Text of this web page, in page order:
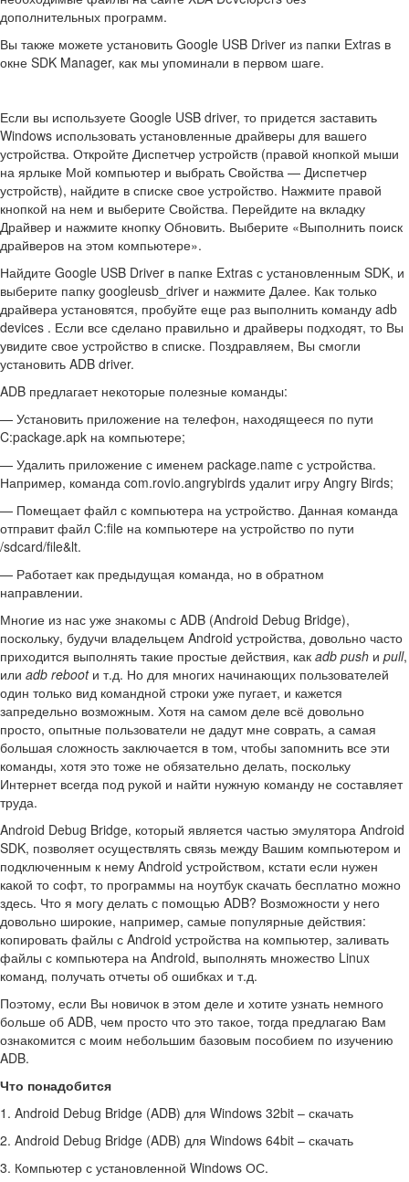
дополнительных программ.
Вы также можете установить Google USB Driver из папки Extras в
окне SDK Manager, как мы упоминали в первом шаге.
Если вы используете Google USB driver, то придется заставить
Windows использовать установленные драйверы для вашего
устройства. Откройте Диспетчер устройств (правой кнопкой мыши
на ярлыке Мой компьютер и выбрать Свойства — Диспетчер
устройств), найдите в списке свое устройство. Нажмите правой
кнопкой на нем и выберите Свойства. Перейдите на вкладку
Драйвер и нажмите кнопку Обновить. Выберите «Выполнить поиск
драйверов на этом компьютере».
Найдите Google USB Driver в папке Extras с установленным SDK, и
выберите папку googleusb_driver и нажмите Далее. Как только
драйвера установятся, пробуйте еще раз выполнить команду adb
devices . Если все сделано правильно и драйверы подходят, то Вы
увидите свое устройство в списке. Поздравляем, Вы смогли
установить ADB driver.
ADB предлагает некоторые полезные команды:
— Установить приложение на телефон, находящееся по пути
C:package.apk на компьютере;
— Удалить приложение с именем package.name с устройства.
Например, команда com.rovio.angrybirds удалит игру Angry Birds;
— Помещает файл с компьютера на устройство. Данная команда
отправит файл C:file на компьютере на устройство по пути
/sdcard/file&lt.
— Работает как предыдущая команда, но в обратном
направлении.
Многие из нас уже знакомы с ADB (Android Debug Bridge),
поскольку, будучи владельцем Android устройства, довольно часто
приходится выполнять такие простые действия, как adb push и pull,
или adb rebootи т.д. Но для многих начинающих пользователей
один только вид командной строки уже пугает, и кажется
запредельно возможным. Хотя на самом деле всё довольно
просто, опытные пользователи не дадут мне соврать, а самая
большая сложность заключается в том, чтобы запомнить все эти
команды, хотя это тоже не обязательно делать, поскольку
Интернет всегда под рукой и найти нужную команду не составляет
труда.
Android Debug Bridge, который является частью эмулятора Android
SDK, позволяет осуществлять связь между Вашим компьютером и
подключенным к нему Android устройством, кстати если нужен
какой то софт, то программы на ноутбук скачать бесплатно можно
здесь. Что я могу делать с помощью ADB? Возможности у него
довольно широкие, например, самые популярные действия:
копировать файлы с Android устройства на компьютер, заливать
файлы с компьютера на Android, выполнять множество Linux
команд, получать отчеты об ошибках и т.д.
Поэтому, если Вы новичок в этом деле и хотите узнать немного
больше об ADB, чем просто что это такое, тогда предлагаю Вам
ознакомится с моим небольшим базовым пособием по изучению
ADB.
Что понадобится
1. Android Debug Bridge (ADB) для Windows 32bit – скачать
2. Android Debug Bridge (ADB) для Windows 64bit – скачать
3. Компьютер с установленной Windows ОС.